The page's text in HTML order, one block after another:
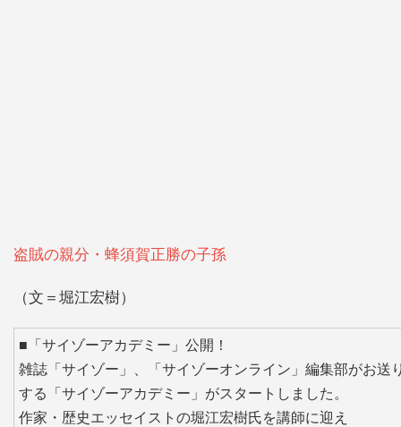
盗賊の親分・蜂須賀正勝の子孫
（文＝堀江宏樹）
■「サイゾーアカデミー」公開！
雑誌「サイゾー」、「サイゾーオンライン」編集部がお送
する「サイゾーアカデミー」がスタートしました。
作家・歴史エッセイストの堀江宏樹氏を講師に迎え